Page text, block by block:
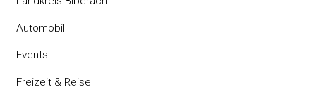
Automobil
Events
Freizeit & Reise